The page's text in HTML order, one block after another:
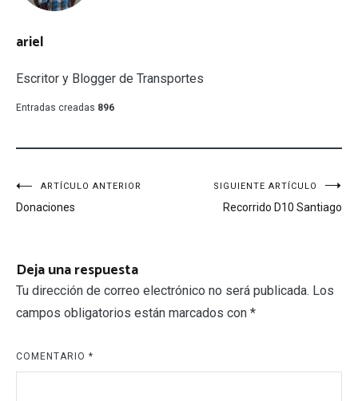
ariel
Escritor y Blogger de Transportes
Entradas creadas 896
Navegación
de
ARTÍCULO ANTERIOR
Donaciones
SIGUIENTE ARTÍCULO
Recorrido D10 Santiago
Deja una respuesta
Tu dirección de correo electrónico no será publicada. Los
campos obligatorios están marcados con *
COMENTARIO *